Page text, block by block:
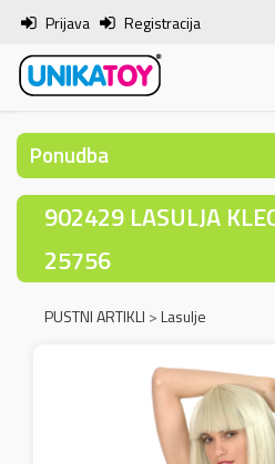
Prijava Registracija
Ponudba
902429 LASULJA
25756
PUSTNI ARTIKLI >Lasulje